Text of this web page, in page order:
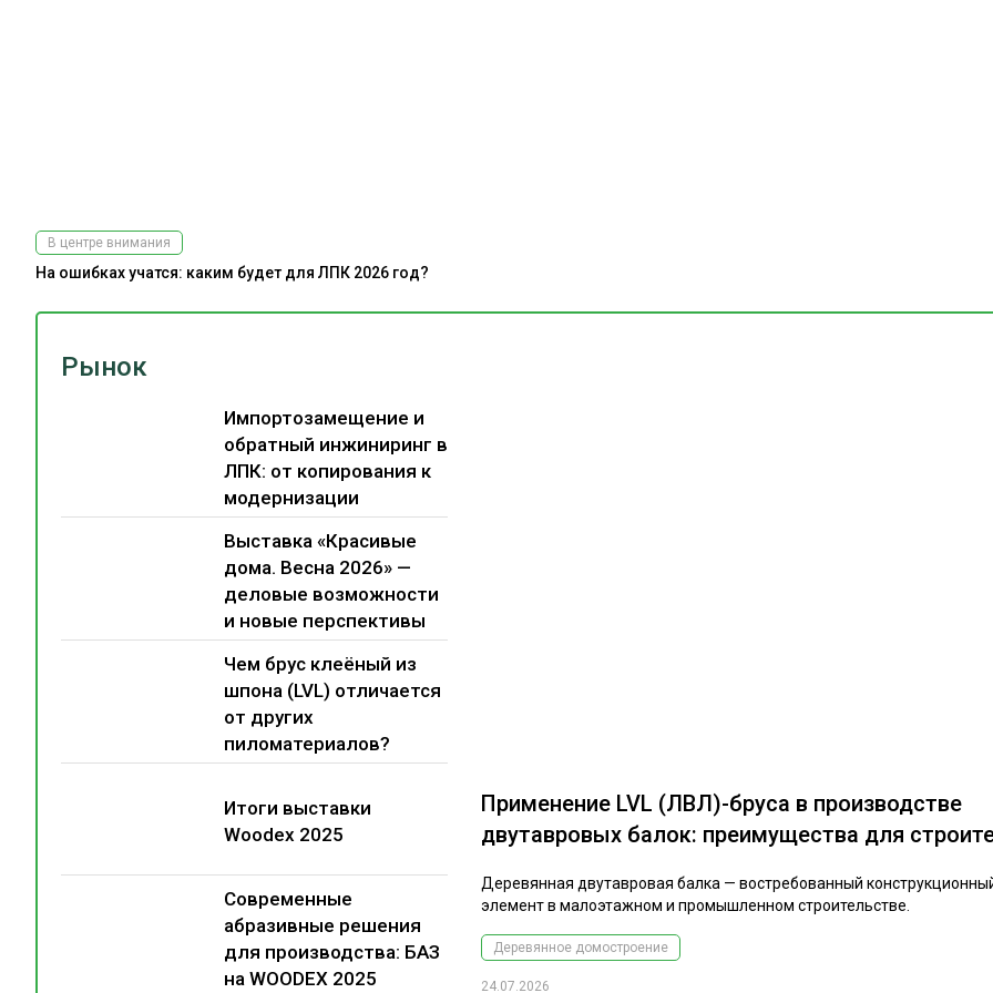
Рынок
Импортозамещение и
обратный инжиниринг в
ЛПК: от копирования к
модернизации
Выставка «Красивые
дома. Весна 2026» —
деловые возможности
и новые перспективы
Чем брус клеёный из
шпона (LVL) отличается
от других
пиломатериалов?
Итоги выставки
Woodex 2025
Современные
абразивные решения
для производства: БАЗ
на WOODEX 2025
Применение LVL (ЛВЛ)-бруса в производстве
двутавровых балок: преимущества для
Деревянная двутавровая балка — востребованный
элемент в малоэтажном и промышленном строительстве.
Деревянное домостроение
24.07.2026
В центре внимания
На ошибках учатся: каким будет для ЛПК 2026 год?